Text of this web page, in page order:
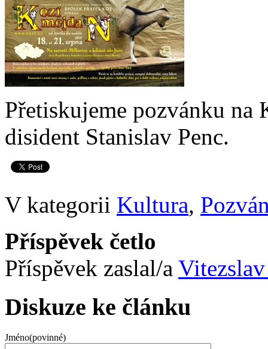
Přetiskujeme pozvánku na
disident Stanislav Penc.
V kategorii Kultura,
Příspěvek četlo
Příspěvek zaslal/a
Diskuze ke článku
Jméno(povinné)